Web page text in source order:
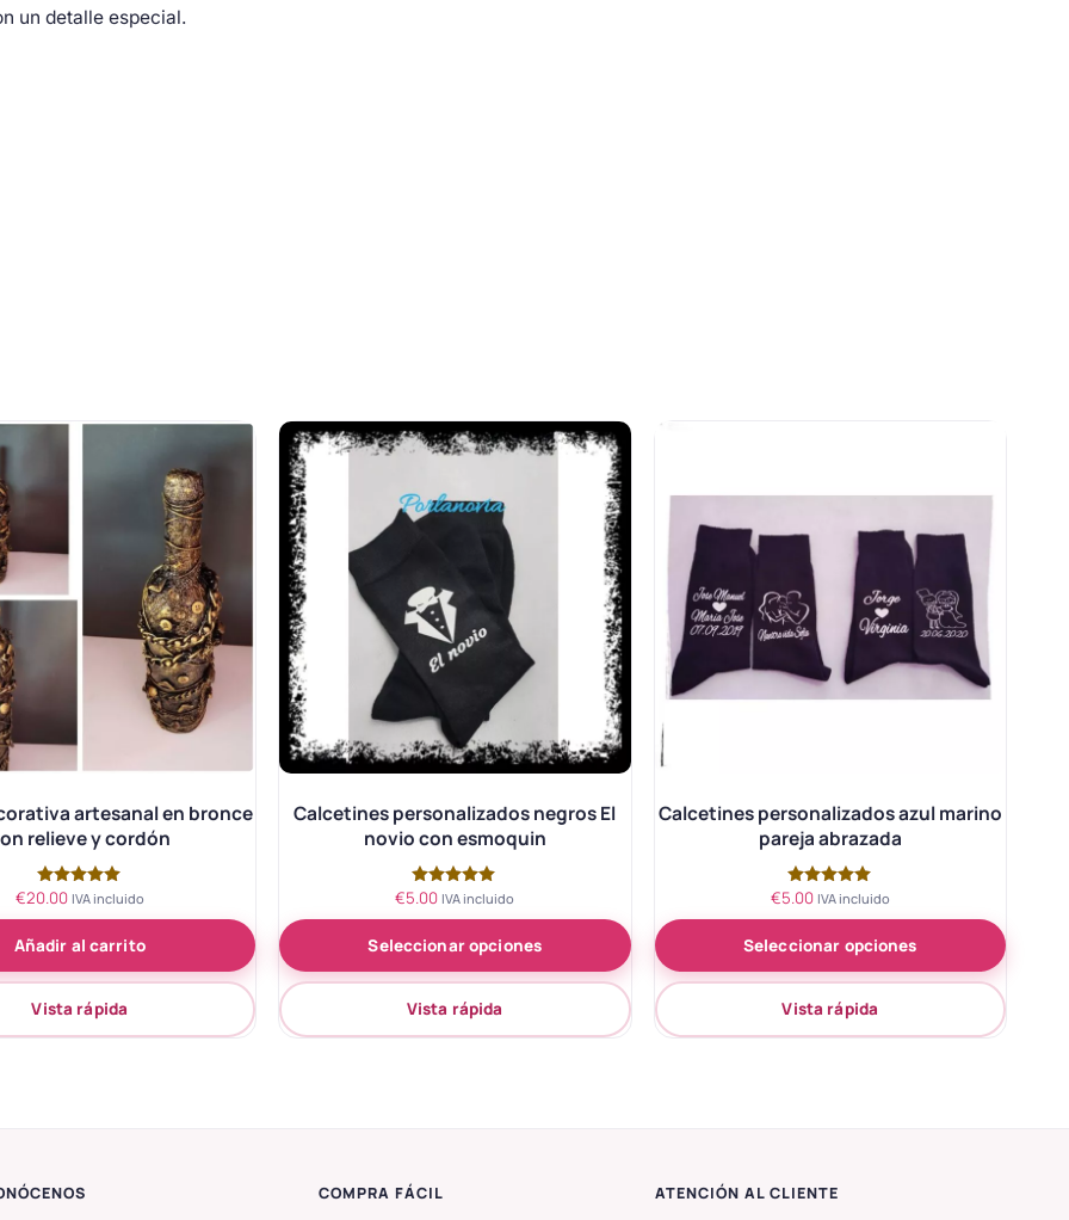
un detalle especial.
artesanal en bronce
relieve y cordón
Valorado
de 5
€20.00 IVA incluido
Añadir al carrito
Vista rápida
Calcetines personalizados negros El
novio con esmoquin
Valorado
de 5
€5.00 IVA incluido
Seleccionar opciones
Vista rápida
Calcetines personalizados azul marino
pareja abrazada
Valorado
de 5
€5.00 IVA incluido
Seleccionar opciones
Vista rápida
COMPRA FÁCIL ATENCIÓN AL CLIENTE